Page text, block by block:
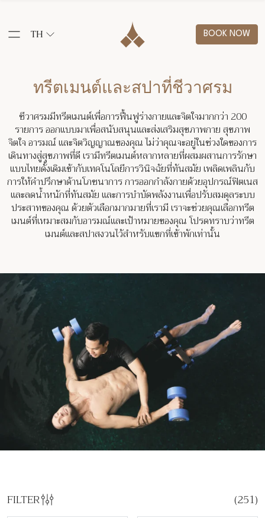
TH BOOK NOW
ทรีตเมนต์และสปาที่ชีวาศรม
ชีวาศรมมีทรีตเมนต์เพื่อการฟื้นฟูร่างกายและจิตใจมากกว่า 200
รายการ ออกแบบมาเพื่อสนับสนุนและส่งเสริมสุขภาพกาย สุขภาพ
จิตใจ อารมณ์ และจิตวิญญาณของคุณ ไม่ว่าคุณจะอยู่ในช่วงใดของการ
เดินทางสู่สุขภาพที่ดี เรามีทรีตเมนต์หลากหลายที่ผสมผสานการรักษา
แบบไทยดั้งเดิมเข้ากับเทคโนโลยีการวินิจฉัยที่ทันสมัย ​​เพลิดเพลินกับ
การให้คำปรึกษาด้านโภชนาการ การออกกำลังกายด้วยอุปกรณ์ฟิตเนส
และลดน้ำหนักที่ทันสมัย ​​และการบำบัดพลังงานเพื่อปรับสมดุลระบบ
ประสาทของคุณ ด้วยตัวเลือกมากมายที่เรามี เราจะช่วยคุณเลือกทรีต
เมนต์ที่เหมาะสมกับอารมณ์และเป้าหมายของคุณ โปรดทราบว่าทรีต
เมนต์และสปาสงวนไว้สำหรับแขกที่เข้าพักเท่านั้น
FILTER (251)